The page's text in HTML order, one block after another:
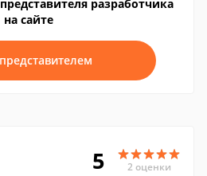
разработчика
на сайте
5 2 оценки